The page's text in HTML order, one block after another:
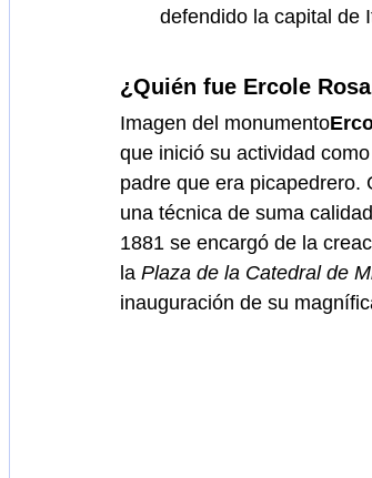
defendido la capital de
¿Quién fue Ercole
Imagen del monumento
que inició su actividad
padre que era picapedrero.
una técnica de suma
1881 se encargó de la
la Plaza de la Catedral de
inauguración de su